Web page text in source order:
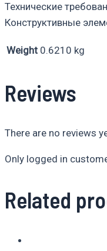
Технические
Конструктивные
Weight 0.6210 kg
Reviews
There are no reviews
Only logged in
Related